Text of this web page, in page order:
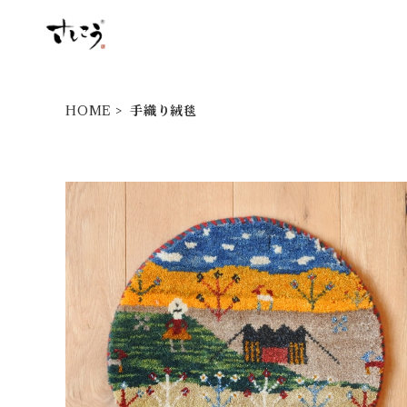
HOME 手織り絨毯